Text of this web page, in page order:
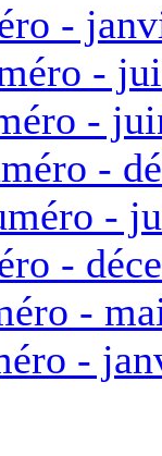
-
-
-
-
-
-
-
-